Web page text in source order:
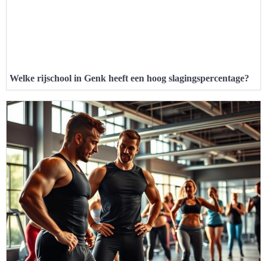
Welke rijschool in Genk heeft een hoog slagingspercentage?